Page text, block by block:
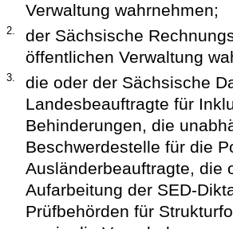
Verwaltung wahrnehmen;
2.
der Sächsische
öffentlichen Verwaltung
3.
die oder der Sächsische
Landesbeauftragte für
Behinderungen, die
Beschwerdestelle für die
Ausländerbeauftragte, die
Aufarbeitung der SED-
Prüfbehörden für